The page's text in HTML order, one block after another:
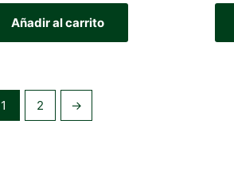
Añadir al carrito
1 2 →